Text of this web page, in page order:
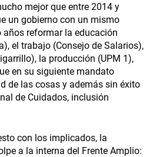
mejor que entre 2014 y
un gobierno con un mismo
años reformar la educación
el trabajo (Consejo de Salarios),
la producción (UPM 1),
en su siguiente mandato
de las cosas y además sin éxito
de Cuidados, inclusión
con los implicados, la
a la interna del Frente Amplio: